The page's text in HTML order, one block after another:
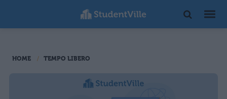
HOME TEMPO LIBERO